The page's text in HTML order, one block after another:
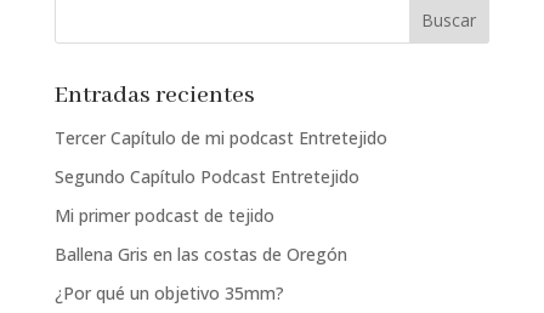
Entradas recientes
Tercer Capítulo de mi podcast Entretejido
Segundo Capítulo Podcast Entretejido
Mi primer podcast de tejido
Ballena Gris en las costas de Oregón
¿Por qué un objetivo 35mm?